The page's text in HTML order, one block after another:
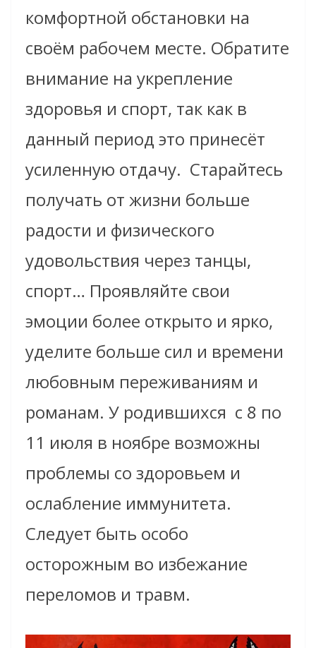
комфортной обстановки на
своём рабочем месте. Обратите
внимание на укрепление
здоровья и спорт, так как в
данный период это принесёт
усиленную отдачу. Старайтесь
получать от жизни больше
радости и физического
удовольствия через танцы,
спорт… Проявляйте свои
эмоции более открыто и ярко,
уделите больше сил и времени
любовным переживаниям и
романам. У родившихся с 8 по
11 июля в ноябре возможны
проблемы со здоровьем и
ослабление иммунитета.
Следует быть особо
осторожным во избежание
переломов и травм.